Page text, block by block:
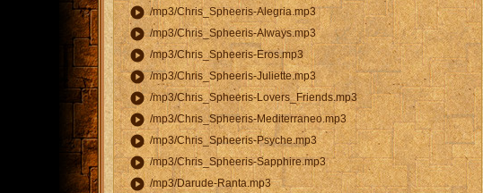
play_circle /mp3/Chris_Spheeris-Alegria.mp3
play_circle /mp3/Chris_Spheeris-Always.mp3
play_circle /mp3/Chris_Spheeris-Eros.mp3
play_circle /mp3/Chris_Spheeris-Juliette.mp3
play_circle /mp3/Chris_Spheeris-Lovers_Friends.mp3
play_circle /mp3/Chris_Spheeris-Mediterraneo.mp3
play_circle /mp3/Chris_Spheeris-Psyche.mp3
play_circle /mp3/Chris_Spheeris-Sapphire.mp3
play_circle /mp3/Darude-Ranta.mp3